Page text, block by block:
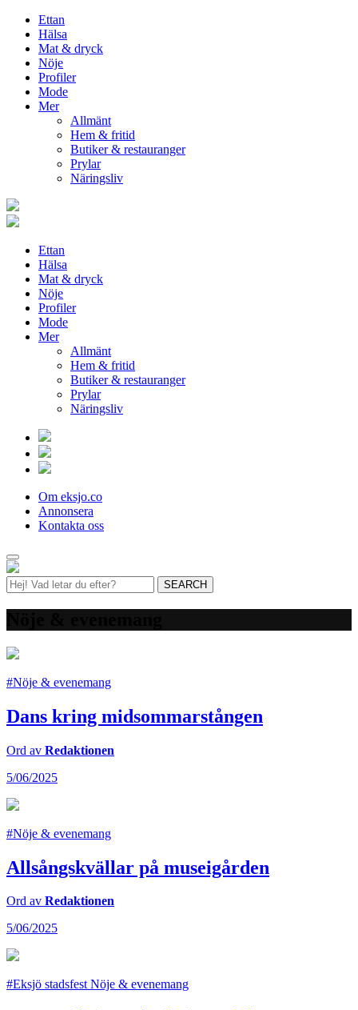
Ettan
Hälsa
Mat & dryck
Nöje
Profiler
Mode
Mer
Allmänt
Hem & fritid
Butiker & restauranger
Prylar
Näringsliv
Ettan
Hälsa
Mat & dryck
Nöje
Profiler
Mode
Mer
Allmänt
Hem & fritid
Butiker & restauranger
Prylar
Näringsliv
Om eksjo.co
Annonsera
Kontakta oss
#Nöje & evenemang
Dans kring midsommarstången
Ord av Redaktionen
5/06/2025
#Nöje & evenemang
Allsångskvällar på museigården
Ord av Redaktionen
5/06/2025
#Eksjö stadsfest Nöje & evenemang